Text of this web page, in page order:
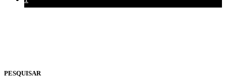
PESQUISAR